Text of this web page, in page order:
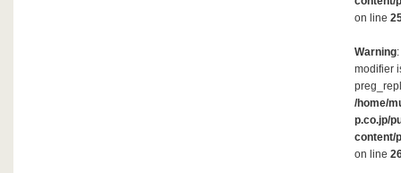
on line
Warning
modifier
/home/
p.co.jp/
content/
on line